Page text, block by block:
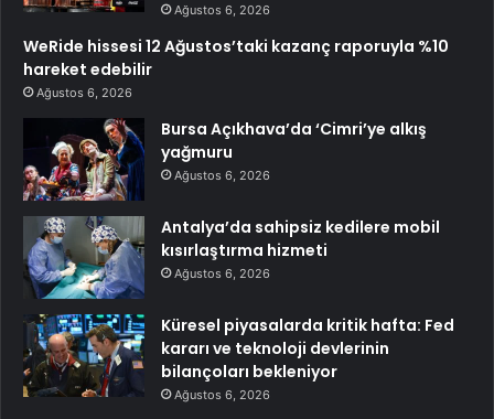
Ağustos 6, 2026
WeRide hissesi 12 Ağustos’taki kazanç raporuyla %10
hareket edebilir
Ağustos 6, 2026
Bursa Açıkhava’da ‘Cimri’ye alkış
yağmuru
Ağustos 6, 2026
Antalya’da sahipsiz kedilere mobil
kısırlaştırma hizmeti
Ağustos 6, 2026
Küresel piyasalarda kritik hafta: Fed
kararı ve teknoloji devlerinin
bilançoları bekleniyor
Ağustos 6, 2026